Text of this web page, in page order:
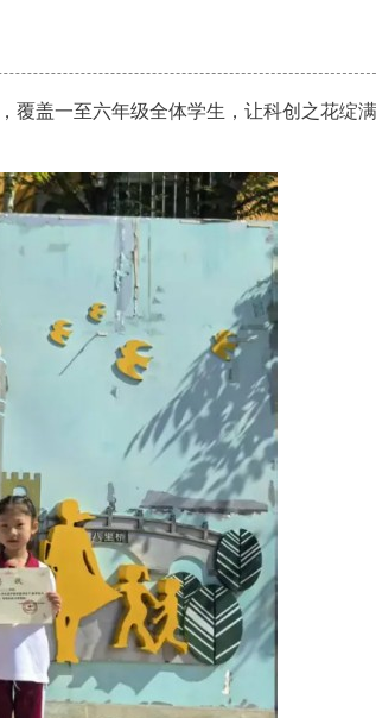
盖一至六年级全体学生，让科创之花绽